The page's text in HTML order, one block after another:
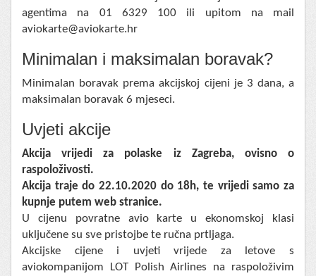
agentima na 01 6329 100 ili upitom na mail
aviokarte@aviokarte.hr
Minimalan i maksimalan boravak?
Minimalan boravak prema akcijskoj cijeni je 3 dana, a
maksimalan boravak 6 mjeseci.
Uvjeti akcije
Akcija vrijedi za polaske iz Zagreba, ovisno o
raspoloživosti.
Akcija traje do 22.10.2020 do 18h, te vrijedi samo za
kupnje putem web stranice.
U cijenu povratne avio karte u ekonomskoj klasi
uključene su sve pristojbe te ručna prtljaga.
Akcijske cijene i uvjeti vrijede za letove s
aviokompanijom LOT Polish Airlines na raspoloživim